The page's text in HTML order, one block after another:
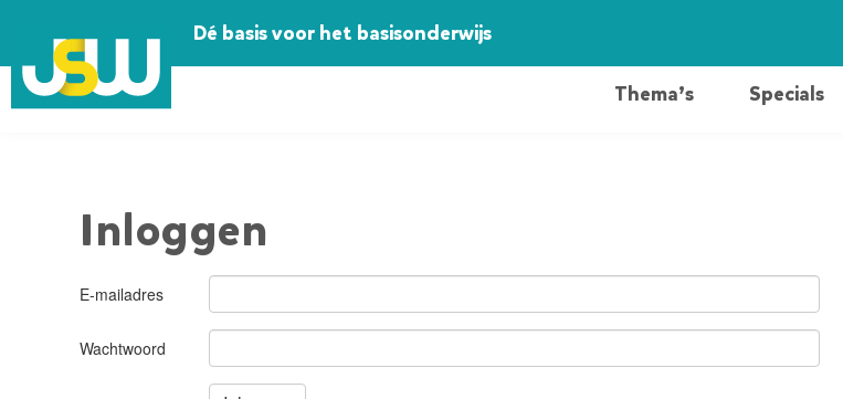
Dé basis voor het basisonderwijs
Thema’s Specials
Inloggen
E-mailadres
Wachtwoord